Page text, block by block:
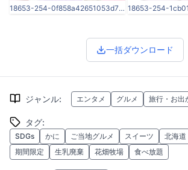
18653-254-0f858a42651053d72a59766a73d20954-650x190.jpg
一括ダウンロード
ジャンル: エンタメ グルメ 旅行・お出
タグ:
SDGs かに ご当地グルメ スイーツ 北海道
期間限定
生乳廃棄 花畑牧場 食べ放題